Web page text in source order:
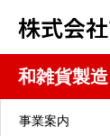
株式会
和雑貨製造
事業案内